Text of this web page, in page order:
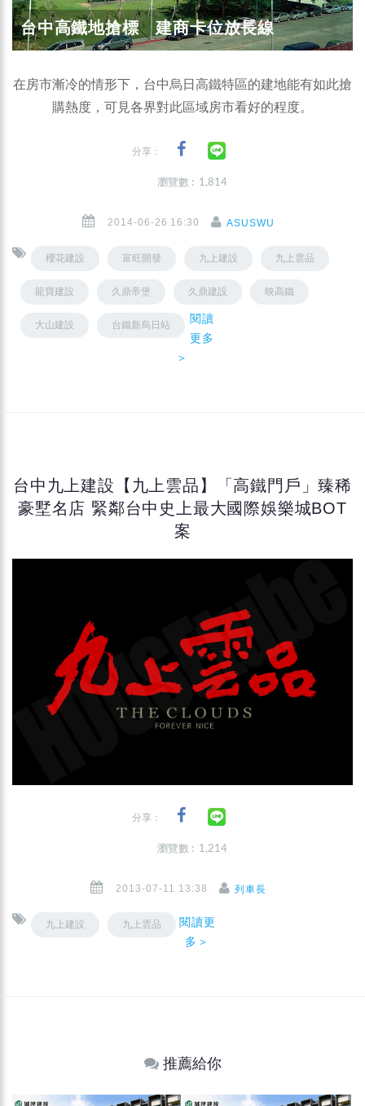
台中高鐵地搶標 建商卡位放長線
在房市漸冷的情形下，台中烏日高鐵特區的建地能有如此搶
購熱度，可見各界對此區域房市看好的程度。
分享：
瀏覽數 : 1,814
2014-06-26 16:30 ASUSWU
櫻花建設 富旺開發 九上建設 九上雲品
龍寶建設 久鼎帝堡 久鼎建設 映高鐵
大山建設 台鐵新烏日站
閱讀
更多
＞
台中九上建設【九上雲品】「高鐵門戶」臻稀
豪墅名店 緊鄰台中史上最大國際娛樂城BOT
案
分享：
瀏覽數 : 1,214
2013-07-11 13:38 列車長
九上建設 九上雲品
閱讀更
多＞
推薦給你